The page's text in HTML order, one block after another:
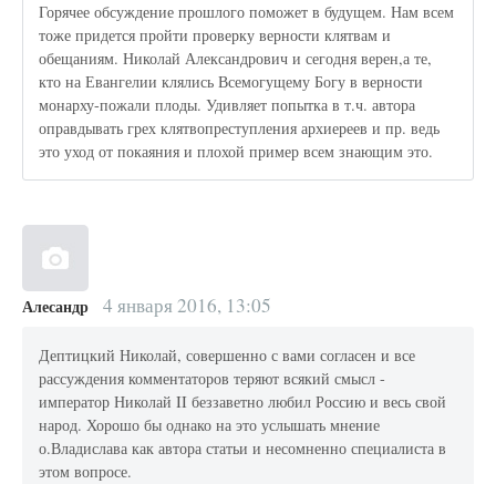
Горячее обсуждение прошлого поможет в будущем. Нам всем
тоже придется пройти проверку верности клятвам и
обещаниям. Николай Александрович и сегодня верен,а те,
кто на Евангелии клялись Всемогущему Богу в верности
монарху-пожали плоды. Удивляет попытка в т.ч. автора
оправдывать грех клятвопреступления архиереев и пр. ведь
это уход от покаяния и плохой пример всем знающим это.
Алесандр 4 января 2016, 13:05
Дептицкий Николай, совершенно с вами согласен и все
рассуждения комментаторов теряют всякий смысл -
император Николай II беззаветно любил Россию и весь свой
народ. Хорошо бы однако на это услышать мнение
о.Владислава как автора статьи и несомненно специалиста в
этом вопросе.